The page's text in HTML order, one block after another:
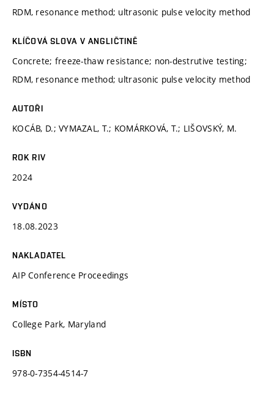
RDM, resonance method; ultrasonic pulse velocity method
KLÍČOVÁ SLOVA V ANGLIČTINĚ
Concrete; freeze-thaw resistance; non-destrutive testing;
RDM, resonance method; ultrasonic pulse velocity method
AUTOŘI
KOCÁB, D.; VYMAZAL, T.; KOMÁRKOVÁ, T.; LIŠOVSKÝ, M.
ROK RIV
2024
VYDÁNO
18.08.2023
NAKLADATEL
AIP Conference Proceedings
MÍSTO
College Park, Maryland
ISBN
978-0-7354-4514-7